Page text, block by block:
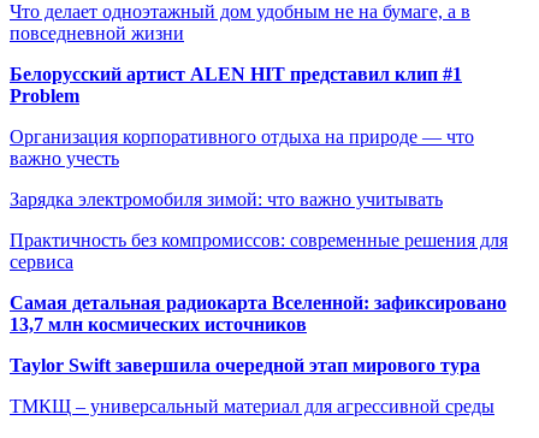
Что делает одноэтажный дом удобным не на бумаге, а в
повседневной жизни
Белорусский артист ALEN HIT представил клип #1
Problem
Организация корпоративного отдыха на природе — что
важно учесть
Зарядка электромобиля зимой: что важно учитывать
Практичность без компромиссов: современные решения для
сервиса
Самая детальная радиокарта Вселенной: зафиксировано
13,7 млн космических источников
Taylor Swift завершила очередной этап мирового тура
ТМКЩ – универсальный материал для агрессивной среды